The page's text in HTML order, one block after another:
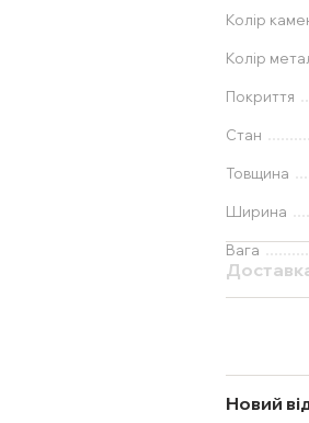
Колір
Колір
Покриття
Стан
Товщина
Ширина
Вага
Новий